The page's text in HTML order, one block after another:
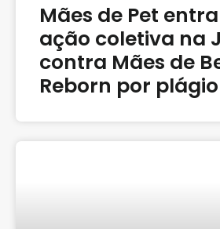
Mães de Pet
ação coletiva na
contra Mães de
Reborn por plágio